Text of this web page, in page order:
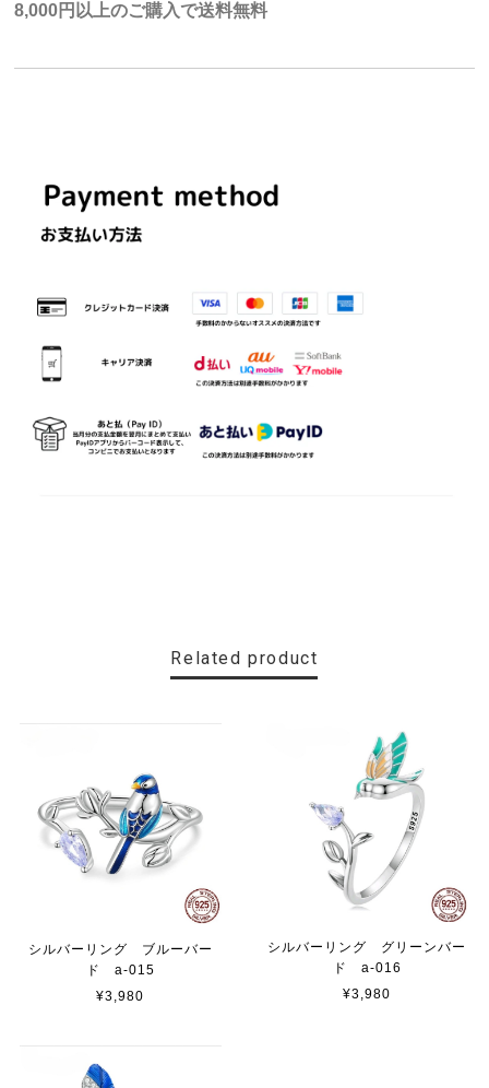
8,000円以上のご購入で送料無料
Related product
シルバーリング ブルーバー
ド a-015
¥3,980
シルバーリング グリーンバー
ド a-016
¥3,980